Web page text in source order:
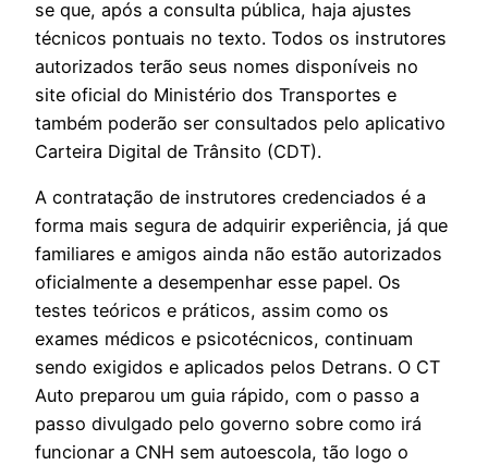
se que, após a consulta pública, haja ajustes
técnicos pontuais no texto. Todos os instrutores
autorizados terão seus nomes disponíveis no
site oficial do Ministério dos Transportes e
também poderão ser consultados pelo aplicativo
Carteira Digital de Trânsito (CDT).
A contratação de instrutores credenciados é a
forma mais segura de adquirir experiência, já que
familiares e amigos ainda não estão autorizados
oficialmente a desempenhar esse papel. Os
testes teóricos e práticos, assim como os
exames médicos e psicotécnicos, continuam
sendo exigidos e aplicados pelos Detrans. O CT
Auto preparou um guia rápido, com o passo a
passo divulgado pelo governo sobre como irá
funcionar a CNH sem autoescola, tão logo o